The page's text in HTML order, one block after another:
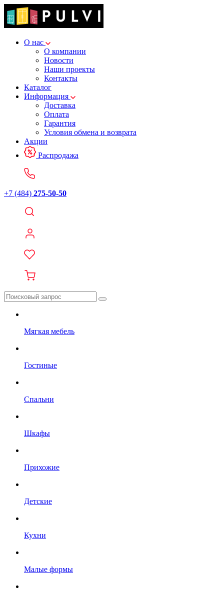
О нас
О компании
Новости
Наши проекты
Контакты
Каталог
Информация
Доставка
Оплата
Гарантия
Условия обмена и возврата
Акции
Распродажа
+7 (484) 275-50-50
Мягкая мебель
Гостиные
Спальни
Шкафы
Прихожие
Детские
Кухни
Малые формы